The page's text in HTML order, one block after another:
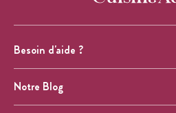
Besoin d'aide ?
Notre Blog